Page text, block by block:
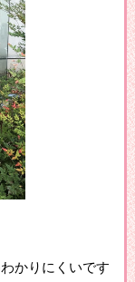
かりにくいです